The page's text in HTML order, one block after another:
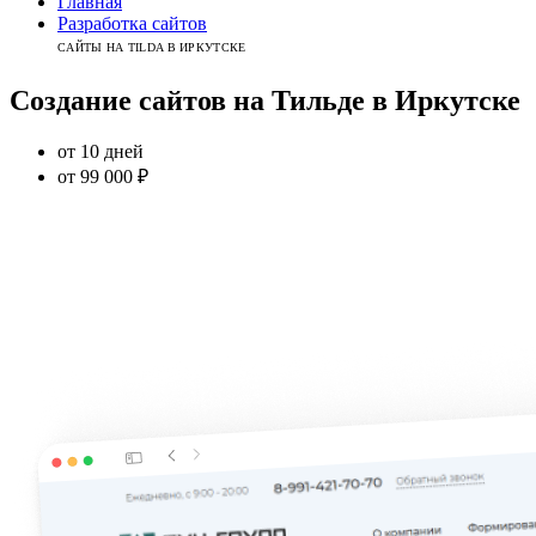
Разработка сайтов
САЙТЫ НА TILDA В ИРКУТСКЕ
Создание сайтов на Тильде в Иркутске
от 10 дней
от 99 000 ₽